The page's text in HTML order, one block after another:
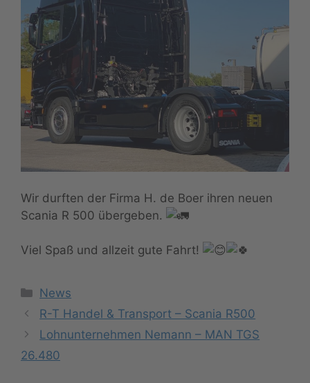
Wir durften der Firma H. de Boer ihren neuen
Scania R 500 übergeben.
Viel Spaß und allzeit gute Fahrt!
Kategorien
News
R-T Handel & Transport – Scania R500
Lohnunternehmen Nemann – MAN TGS
26.480